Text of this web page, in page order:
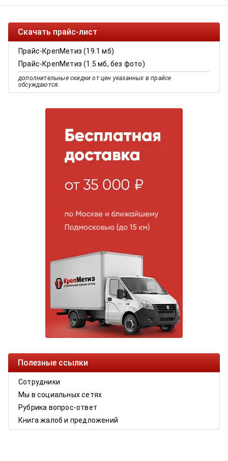
Скачать прайс-лист
Прайс-КрепМетиз (19.1 мб)
Прайс-КрепМетиз (1.5 мб, без фото)
дополнительные скидки от цен указанных в прайсе
обсуждаются.
Полезные ссылки
Сотрудники
Мы в социальных сетях
Рубрика вопрос-ответ
Книга жалоб и предложений